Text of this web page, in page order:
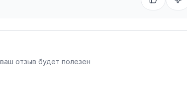
в единую панель оператора, что
отзыв будет полезен